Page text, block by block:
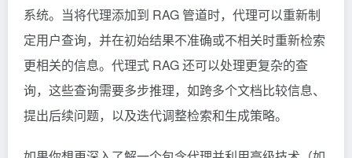
系统。当将代理添加到 RAG 管道时，代理可以重新制
定用户查询，并在初始结果不准确或不相关时重新检索
更相关的信息。代理式 RAG 还可以处理更复杂的查
询，这些查询需要多步推理，如跨多个文档比较信息、
提出后续问题，以及迭代调整检索和生成策略。